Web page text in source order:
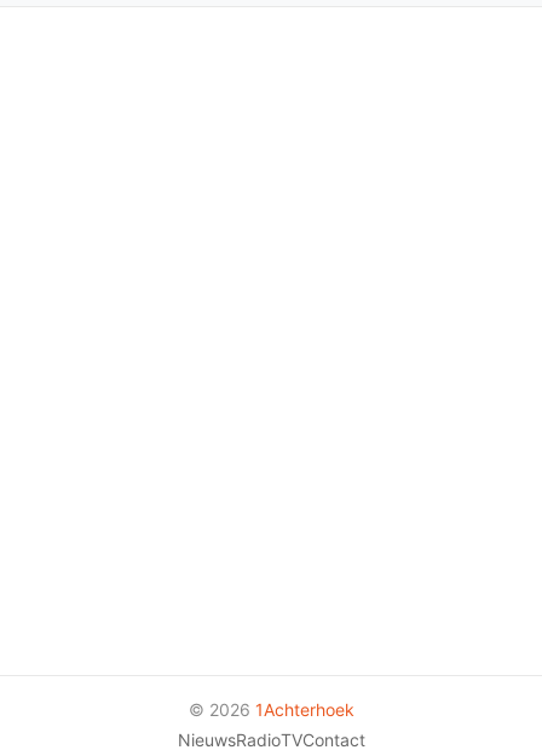
© 2026 1Achterhoek
NieuwsRadioTVContact